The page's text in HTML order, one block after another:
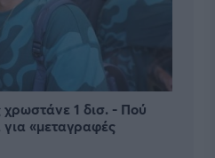
χρωστάνε 1 δισ. - Πού
«μεταγραφές